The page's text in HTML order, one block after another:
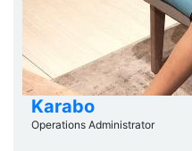
Karabo
Operations Administrator